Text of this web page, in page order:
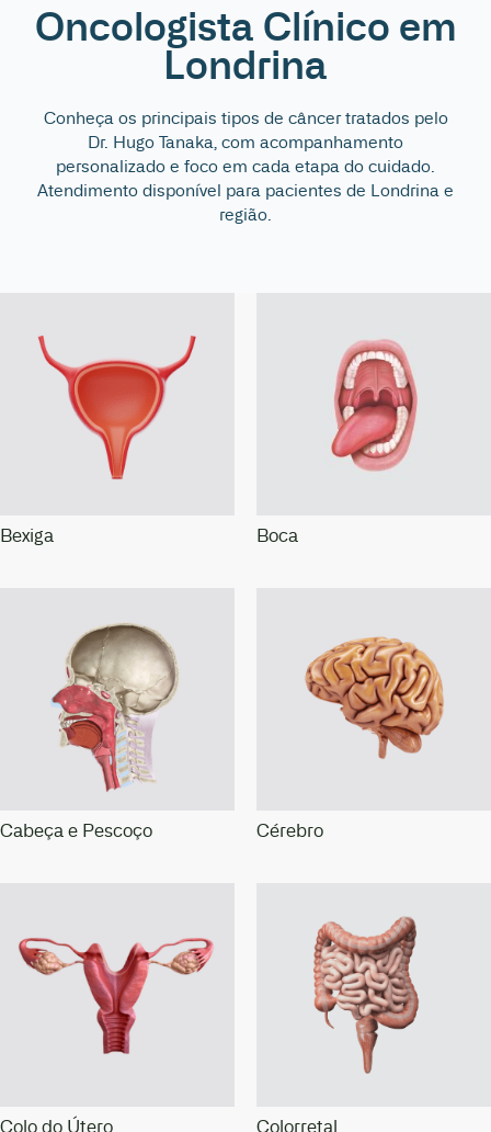
Oncologista Clínico em
Londrina
Conheça os principais tipos de câncer tratados pelo
Dr. Hugo Tanaka, com acompanhamento
personalizado e foco em cada etapa do cuidado.
Atendimento disponível para pacientes de Londrina e
região.
Bexiga Boca
Cabeça e Pescoço Cérebro
Colo do Útero Colorretal